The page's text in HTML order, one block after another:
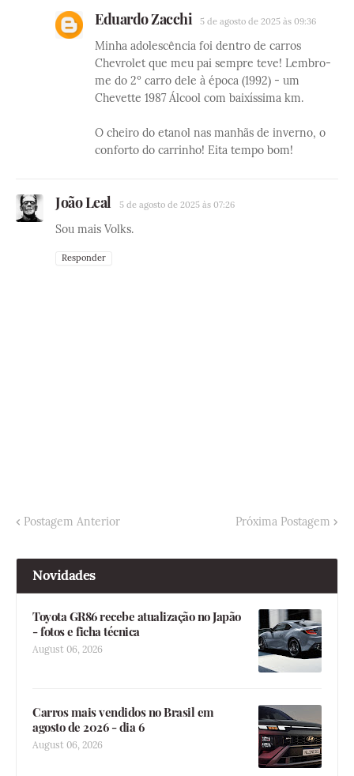
Eduardo Zacchi 5 de agosto de 2025 às 09:36
Minha adolescência foi dentro de carros
Chevrolet que meu pai sempre teve! Lembro-
me do 2º carro dele à época (1992) - um
Chevette 1987 Álcool com baixíssima km.
O cheiro do etanol nas manhãs de inverno, o
conforto do carrinho! Eita tempo bom!
João Leal 5 de agosto de 2025 às 07:26
Sou mais Volks.
Responder
Postagem Anterior Próxima Postagem
Novidades
Toyota GR86 recebe atualização no Japão
- fotos e ficha técnica
August 06, 2026
Carros mais vendidos no Brasil em
agosto de 2026 - dia 6
August 06, 2026